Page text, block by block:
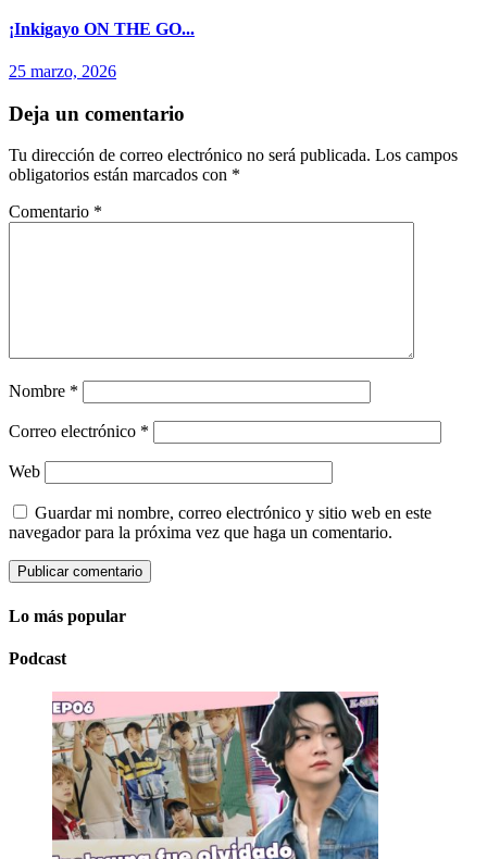
¡Inkigayo ON THE GO...
25 marzo, 2026
Deja un comentario
Tu dirección de correo electrónico no será publicada. Los campos
obligatorios están marcados con *
Comentario *
Nombre *
Correo electrónico *
Web
Guardar mi nombre, correo electrónico y sitio web en este
navegador para la próxima vez que haga un comentario.
Lo más popular
Podcast